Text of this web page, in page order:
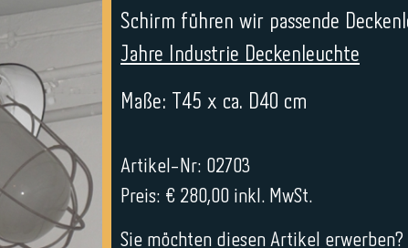
Schirm führen wir passende
Jahre Industrie Deckenleuchte
Maße: T45 x ca. D40 cm
Artikel-Nr: 02703
Preis: € 280,00 inkl. MwSt.
Sie möchten diesen Artikel erwerben?